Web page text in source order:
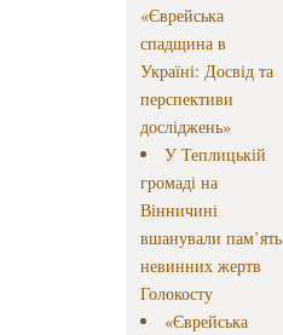
«Єврейська
спадщина в
Україні: Досвід та
перспективи
досліджень»
У Теплицькій
громаді на
Вінничині
вшанували пам’ять
невинних жертв
Голокосту
«Єврейська